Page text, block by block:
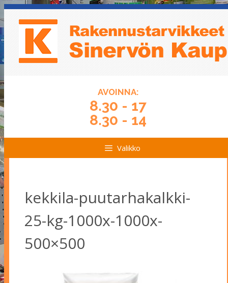
Siirry
sisältöön
Siirry
sisältöön
AVOINNA:
8.30 - 17
8.30 - 14
Valikko
kekkila-puutarhakalkki-
25-kg-1000x-1000x-
500×500